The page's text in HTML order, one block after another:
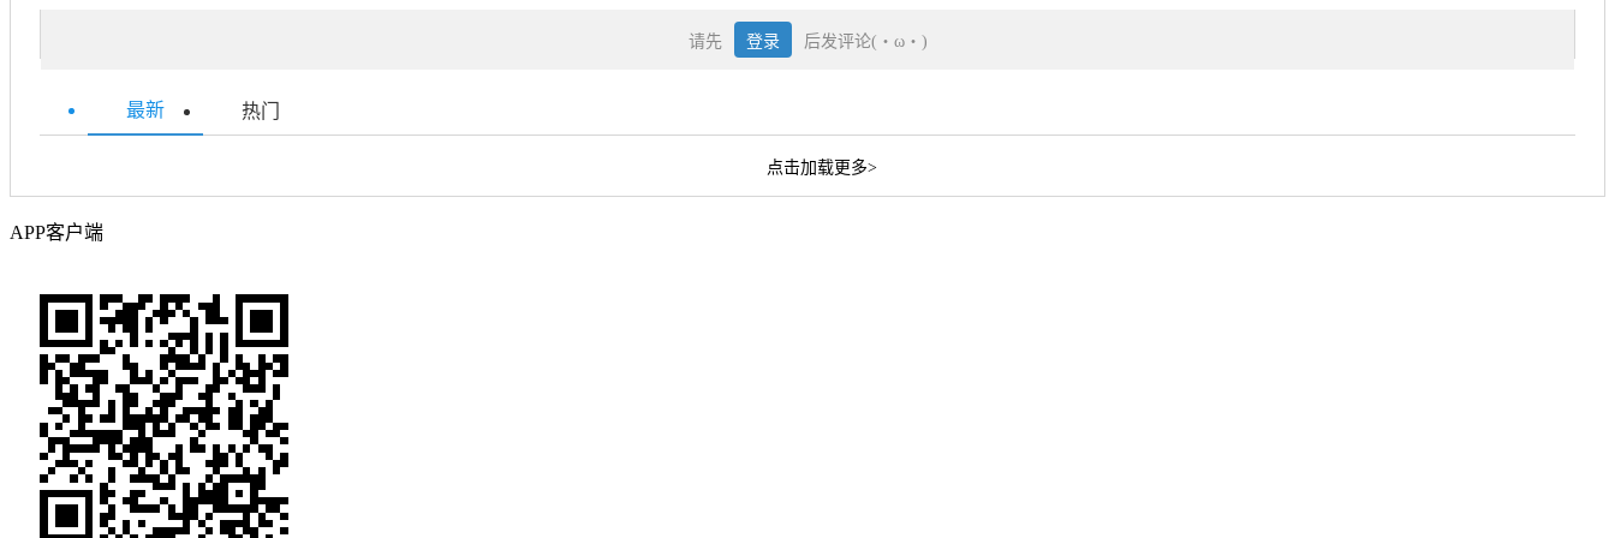
请先 登录 后发评论(・ω・)
最新 热门
点击加载更多>
APP客户端